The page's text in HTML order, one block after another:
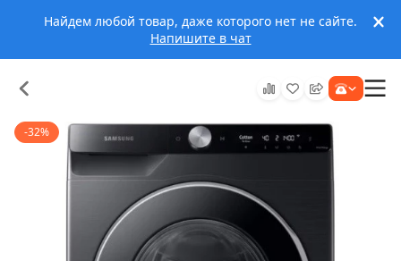
Найдем любой товар, даже которого нет не сайте.
Напишите в чат
-32%